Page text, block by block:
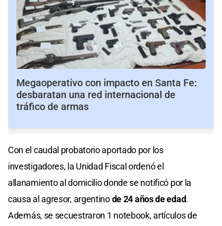
Megaoperativo con impacto en Santa Fe:
desbaratan una red internacional de
tráfico de armas
Con el caudal probatorio aportado por los
investigadores, la Unidad Fiscal ordenó el
allanamiento al domicilio donde se notificó por la
causa al agresor, argentinode 24 años de edad.
Además, se secuestraron 1 notebook, artículos de